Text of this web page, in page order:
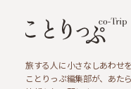
旅する人に小さなしあわせ
ことりっぷ編集部が、あた